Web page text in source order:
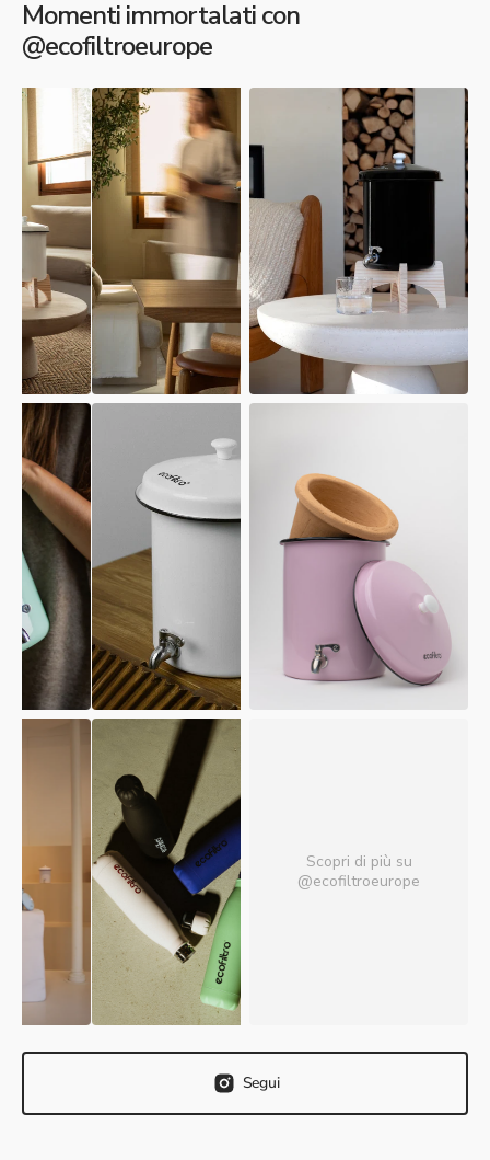
Momenti immortalati con
@ecofiltroeurope
Segui
Scopri di più su
@ecofiltroeurope